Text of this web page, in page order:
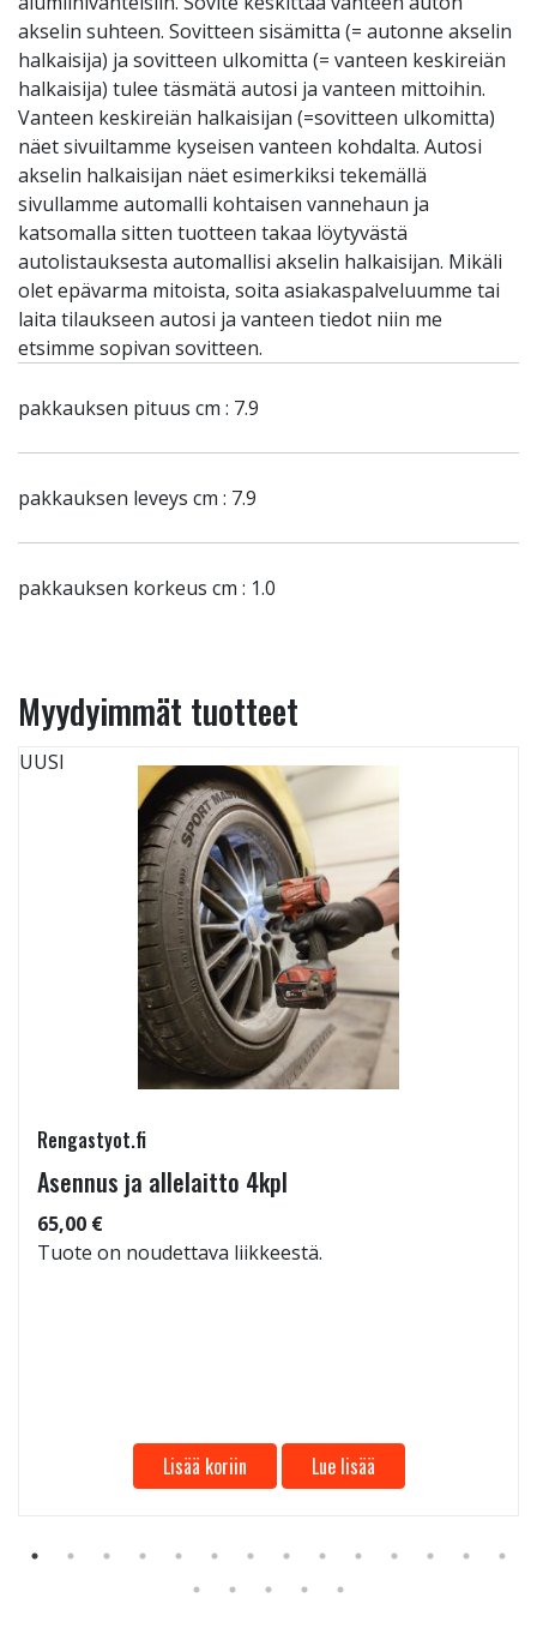
akselin suhteen. Sovitteen sisämitta (= autonne akselin
halkaisija) ja sovitteen ulkomitta (= vanteen keskireiän
halkaisija) tulee täsmätä autosi ja vanteen mittoihin.
Vanteen keskireiän halkaisijan (=sovitteen ulkomitta)
näet sivuiltamme kyseisen vanteen kohdalta. Autosi
akselin halkaisijan näet esimerkiksi tekemällä
sivullamme automalli kohtaisen vannehaun ja
katsomalla sitten tuotteen takaa löytyvästä
autolistauksesta automallisi akselin halkaisijan. Mikäli
olet epävarma mitoista, soita asiakaspalveluumme tai
laita tilaukseen autosi ja vanteen tiedot niin me
etsimme sopivan sovitteen.
pakkauksen pituus cm : 7.9
pakkauksen leveys cm : 7.9
pakkauksen korkeus cm : 1.0
Myydyimmät tuotteet
UUSI
Rengastyot.fi
Asennus ja allelaitto 4kpl
65,00 €
Tuote on noudettava liikkeestä.
Lisää koriin Lue lisää